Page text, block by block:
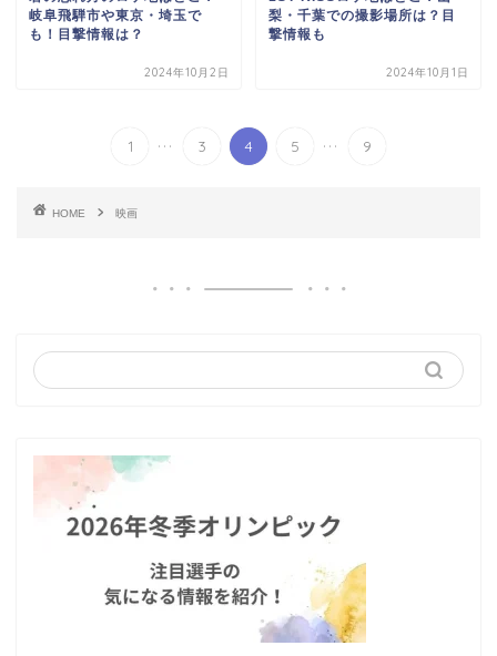
岐阜飛騨市や東京・埼玉で
も！目撃情報は？
2024年10月2日
梨・千葉での撮影場所は？目
撃情報も
2024年10月1日
1 ... 3 4 5 ... 9
HOME 映画